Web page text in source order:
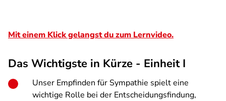
Mit einem Klick gelangst du zum Lernvideo.
Das Wichtigste in Kürze - Einheit I
Unser Empfinden für Sympathie spielt eine
wichtige Rolle bei der Entscheidungsfindung,